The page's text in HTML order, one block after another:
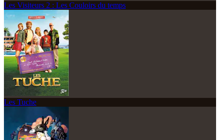
Les Visiteurs 2 : Les Couloirs du temps
Les Tuche